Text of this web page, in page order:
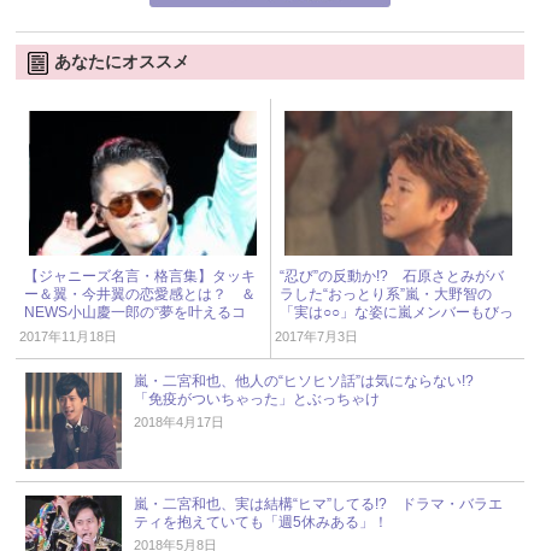
あなたにオススメ
【ジャニーズ名言・格言集】タッキ
ー＆翼・今井翼の恋愛感とは？ ＆
NEWS小山慶一郎の“夢を叶えるコ
ツ”！
2017年11月18日
“忍び”の反動か!? 石原さとみがバ
ラした“おっとり系”嵐・大野智の
「実は○○」な姿に嵐メンバーもびっ
くり！
2017年7月3日
嵐・二宮和也、他人の“ヒソヒソ話”は気にならない!?
「免疫がついちゃった」とぶっちゃけ
2018年4月17日
嵐・二宮和也、実は結構“ヒマ”してる!? ドラマ・バラエ
ティを抱えていても「週5休みある」！
2018年5月8日